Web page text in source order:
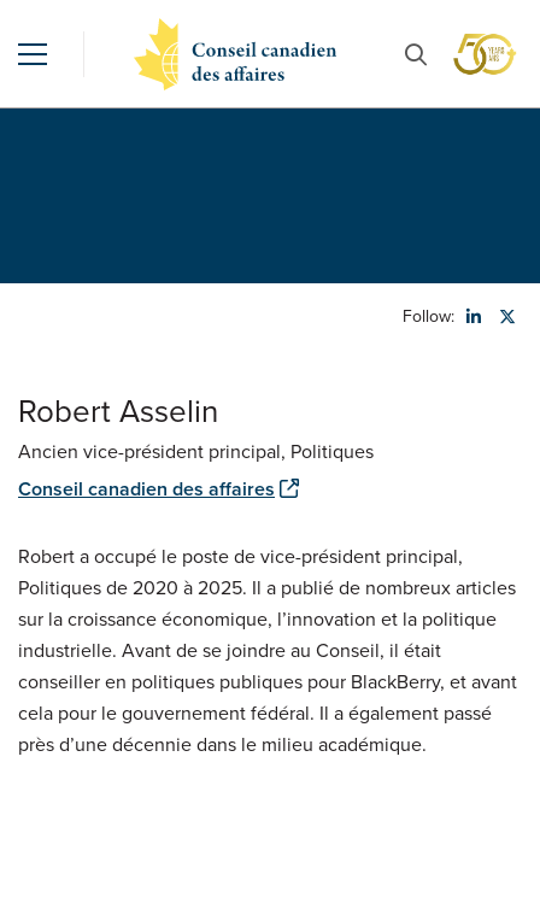
Robert Asselin
Ancien vice-président principal, Politiques
Conseil canadien des affaires
Follow:
Robert a occupé le poste de vice-président principal,
Politiques de 2020 à 2025. Il a publié de nombreux articles
sur la croissance économique, l’innovation et la politique
industrielle. Avant de se joindre au Conseil, il était
conseiller en politiques publiques pour BlackBerry, et avant
cela pour le gouvernement fédéral. Il a également passé
près d’une décennie dans le milieu académique.